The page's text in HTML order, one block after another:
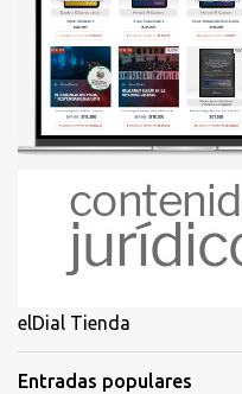
elDial Tienda
Entradas populares